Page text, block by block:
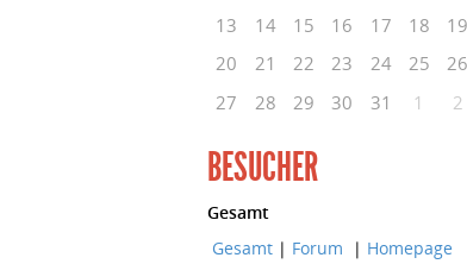
13
14 15 16 17 18
19
20
21 22 23 24 25
26
27
28 29 30 31 1 2
BESUCHER
Gesamt
Gesamt | Forum | Homepage